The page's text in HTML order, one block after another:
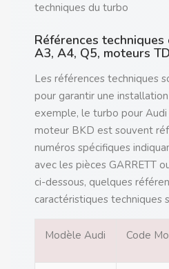
techniques du turbo
Références
A3, A4, Q5, moteurs
Les références techniques
pour garantir une
exemple, le turbo pour
moteur BKD est souvent
numéros spécifiques
avec les pièces GARRETT
ci-dessous, quelques
caractéristiques techniques
Modèle Audi Code